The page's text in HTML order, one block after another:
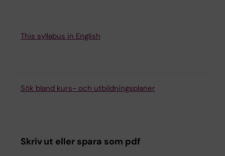
This syllabus in English
Sök bland kurs- och utbildningsplaner
Skriv ut eller spara som pdf